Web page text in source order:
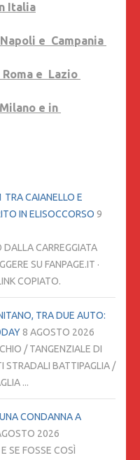
Italia
e Campania
e Lazio
e in
CAIANELLO E
IN ELISOCCORSO 9
DALLA CARREGGIATA
SU FANPAGE.IT ·
COPIATO.
TRA DUE AUTO:
8 AGOSTO 2026
/ TANGENZIALE DI
STRADALI BATTIPAGLIA /
...
CONDANNA A
2026
SE FOSSE COSÌ